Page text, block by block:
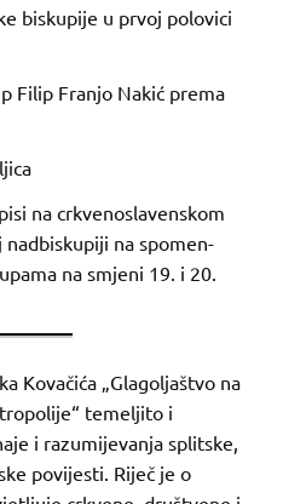
biskupije u prvoj polovici
Filip Franjo Nakić prema
na crkvenoslavenskom
na spomen-
na smjeni 19. i 20.
Kovačića „Glagoljaštvo na
temeljito i
i razumijevanja splitske,
povijesti. Riječ je o